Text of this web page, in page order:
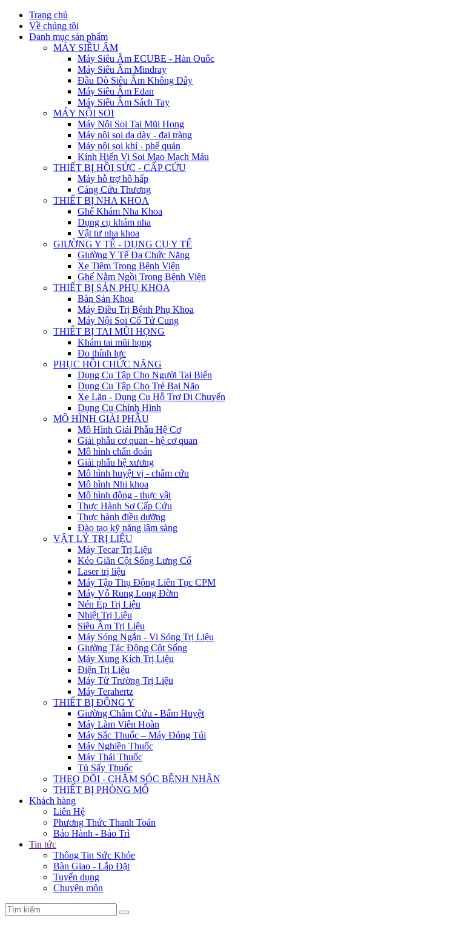
Trang chủ
Về chúng tôi
Danh mục sản phẩm
MÁY SIÊU ÂM
Máy Siêu Âm ECUBE - Hàn Quốc
Máy Siêu Âm Mindray
Đầu Dò Siêu Âm Không Dây
Máy Siêu Âm Edan
Máy Siêu Âm Sách Tay
MÁY NỘI SOI
Máy Nội Soi Tai Mũi Họng
Máy nội soi dạ dày - đại tràng
Máy nội soi khí - phế quản
Kính Hiển Vi Soi Mao Mạch Máu
THIẾT BỊ HỒI SỨC - CẤP CỨU
Máy hỗ trợ hô hấp
Cáng Cứu Thương
THIẾT BỊ NHA KHOA
Ghế Khám Nha Khoa
Dụng cụ khám nha
Vật tư nha khoa
GIƯỜNG Y TẾ - DỤNG CỤ Y TẾ
Giường Y Tế Đa Chức Năng
Xe Tiêm Trong Bệnh Viện
Ghế Nằm Ngồi Trong Bệnh Viện
THIẾT BỊ SẢN PHỤ KHOA
Bàn Sản Khoa
Máy Điều Trị Bệnh Phụ Khoa
Máy Nội Soi Cổ Tử Cung
THIẾT BỊ TAI MŨI HỌNG
Khám tai mũi họng
Đo thính lực
PHỤC HỒI CHỨC NĂNG
Dụng Cụ Tập Cho Người Tai Biến
Dụng Cụ Tập Cho Trẻ Bại Não
Xe Lăn - Dụng Cụ Hỗ Trợ Di Chuyển
Dụng Cụ Chỉnh Hình
MÔ HÌNH GIẢI PHẪU
Mô Hình Giải Phẫu Hệ Cơ
Giải phẫu cơ quan - hệ cơ quan
Mô hình chẩn đoán
Giải phẫu hệ xương
Mô hình huyệt vị - châm cứu
Mô hình Nhi khoa
Mô hình động - thực vật
Thực Hành Sơ Cấp Cứu
Thực hành điều dưỡng
Đào tạo kỹ năng lâm sàng
VẬT LÝ TRỊ LIỆU
Máy Tecar Trị Liệu
Kéo Giãn Cột Sống Lưng Cổ
Laser trị liệu
Máy Tập Thụ Động Liên Tục CPM
Máy Vỗ Rung Long Đờm
Nén Ép Trị Liệu
Nhiệt Trị Liệu
Siêu Âm Trị Liệu
Máy Sóng Ngắn - Vi Sóng Trị Liệu
Giường Tác Động Cột Sống
Máy Xung Kích Trị Liệu
Điện Trị Liệu
Máy Từ Trường Trị Liệu
Máy Terahertz
THIẾT BỊ ĐÔNG Y
Giường Châm Cứu - Bấm Huyệt
Máy Làm Viên Hoàn
Máy Sắc Thuốc – Máy Đóng Túi
Máy Nghiền Thuốc
Máy Thái Thuốc
Tủ Sấy Thuốc
THEO DÕI - CHĂM SÓC BỆNH NHÂN
THIẾT BỊ PHÒNG MỔ
Khách hàng
Liên Hệ
Phương Thức Thanh Toán
Bảo Hành - Bảo Trì
Tin tức
Thông Tin Sức Khỏe
Bàn Giao - Lắp Đặt
Tuyển dụng
Chuyên môn